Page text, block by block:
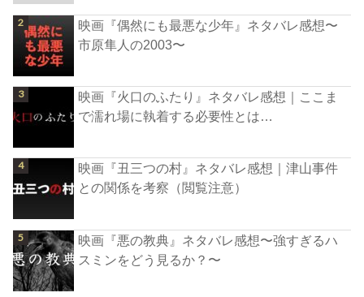
映画『偶然にも最悪な少年』ネタバレ感想〜
市原隼人の2003〜
映画『火口のふたり』ネタバレ感想｜ここま
で濡れ場に執着する必要性とは…
映画『丑三つの村』ネタバレ感想｜津山事件
との関係を考察（閲覧注意）
映画『悪の教典』ネタバレ感想〜強すぎるハ
スミンをどう見るか？〜